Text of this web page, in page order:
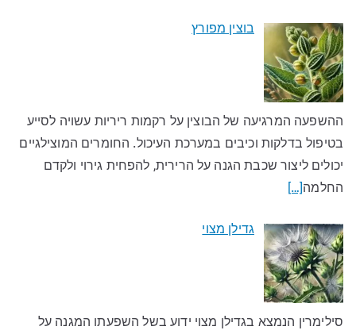
בוצין מפורץ
ההשפעה המרגיעה של הבוצין על רקמות ריריות עשויה לסייע
בטיפול בדלקות וכיבים במערכת העיכול. החומרים המוצילגיים
יכולים ליצור שכבת הגנה על הרירית, להפחית גירוי ולקדם
החלמה[…]
גדילן מצוי
סילימרין הנמצא בגדילן מצוי ידוע בשל השפעתו המגנה על